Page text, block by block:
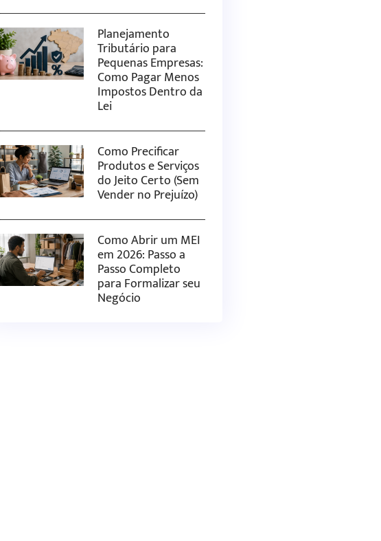
Planejamento
Tributário para
Pequenas Empresas:
Como Pagar Menos
Impostos Dentro da
Lei
Como Precificar
Produtos e Serviços
do Jeito Certo (Sem
Vender no Prejuízo)
Como Abrir um MEI
em 2026: Passo a
Passo Completo
para Formalizar seu
Negócio